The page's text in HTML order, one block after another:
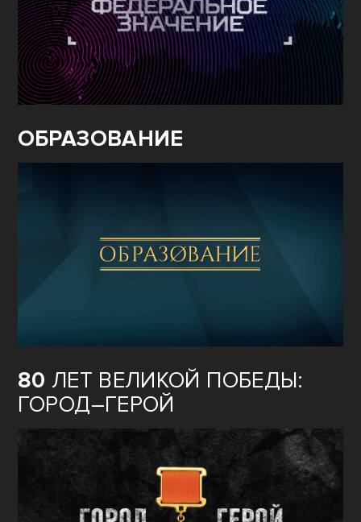
ОБРАЗОВАНИЕ
80 ЛЕТ ВЕЛИКОЙ ПОБЕДЫ:
ГОРОД–ГЕРОЙ